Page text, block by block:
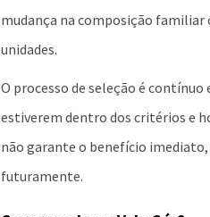
mudança na composição familiar
unidades.
O processo de seleção é contínuo
estiverem dentro dos critérios e
não garante o benefício
futuramente.